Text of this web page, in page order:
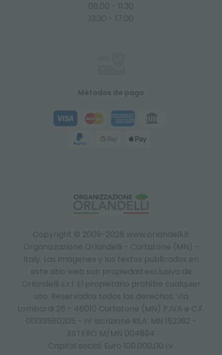
Copyright © 2009-2026 www.orlandelli.it
Organizzazione Orlandelli - Curtatone (MN) -
Italy. Las imágenes y los textos publicados en
este sitio web son propiedad exclusiva de
Orlandelli s.r.l. El propietario prohíbe cualquier
uso. Reservados todos los derechos. Via
Lombardi 26 - 46010 Curtatone (MN) P.IVA e C.F.
01333580205 - nr iscrizione REA: MN 152392 -
ESTERO M/MN 004894
Capital social: Euro 100.000,00 i.v.
08:00 - 11:30
13:30 - 17:00
Métodos de pago